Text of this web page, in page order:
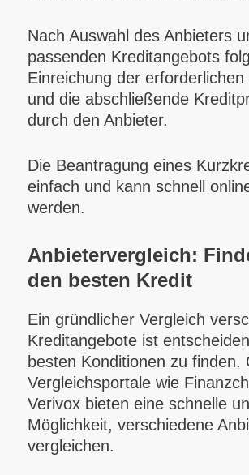
Nach Auswahl des Anbieters
passenden Kreditangebots
Einreichung der
und die abschließende
durch den Anbieter.
Die Beantragung eines
einfach und kann schnell
werden.
Anbietervergleich:
den besten Kredit
Ein gründlicher Vergleich
Kreditangebote ist
besten Konditionen zu finden.
Vergleichsportale wie
Verivox bieten eine schnelle
Möglichkeit, verschiedene
vergleichen.